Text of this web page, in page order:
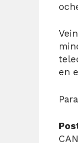
en